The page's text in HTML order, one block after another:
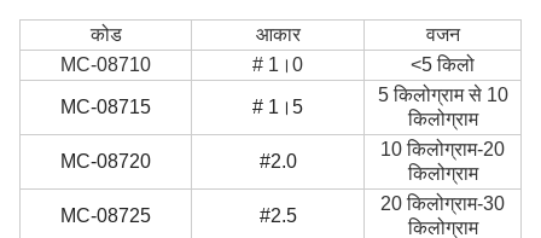
कोड आकार
वजन
MC-08710
# 1।0 <5 किलो
MC-08715 # 1।5
5 किलोग्राम से 10
किलोग्राम
MC-08720 #2.0
10 किलोग्राम-20
किलोग्राम
MC-08725 #2.5
20 किलोग्राम-30
किलोग्राम